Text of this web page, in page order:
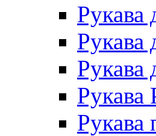
Рукава
Рукава
Рукава
Рукава